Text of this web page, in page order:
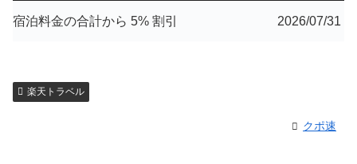
宿泊料金の合計から 5% 割引 2026/07/31
楽天トラベル
クポ速